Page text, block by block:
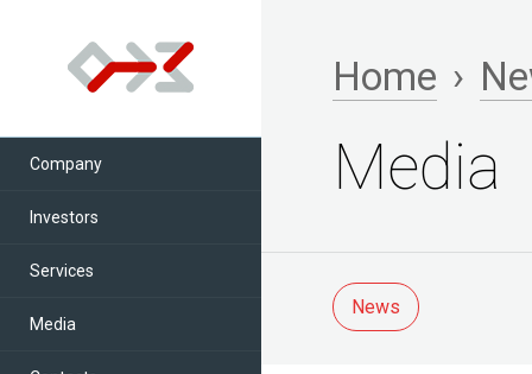
Company
Investors
Services
Media
Home ›
Media
News